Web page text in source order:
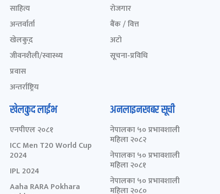
साहित्य
अन्तर्वार्ता
खेलकुद़़
जीवनशैली/स्वास्थ्य
प्रवास
अन्तर्राष्ट्रिय
रोजगार
बैंक / वित्त
अटो
सूचना-प्रविधि
खेलकुद लाईभ
एनपीएल २०८१
ICC Men T20 World Cup
2024
IPL 2024
Aaha RARA Pokhara
अनलाइनखबर सूची
नेपालका ५० प्रभावशाली
महिला २०८२
नेपालका ५० प्रभावशाली
महिला २०८१
नेपालका ५० प्रभावशाली
महिला २०८०